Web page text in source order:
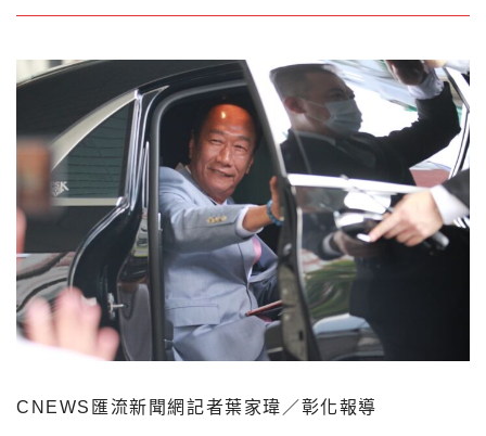
CNEWS匯流新聞網記者葉家瑋／彰化報導